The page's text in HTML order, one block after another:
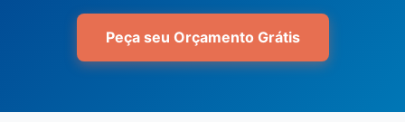
Peça seu Orçamento Grátis